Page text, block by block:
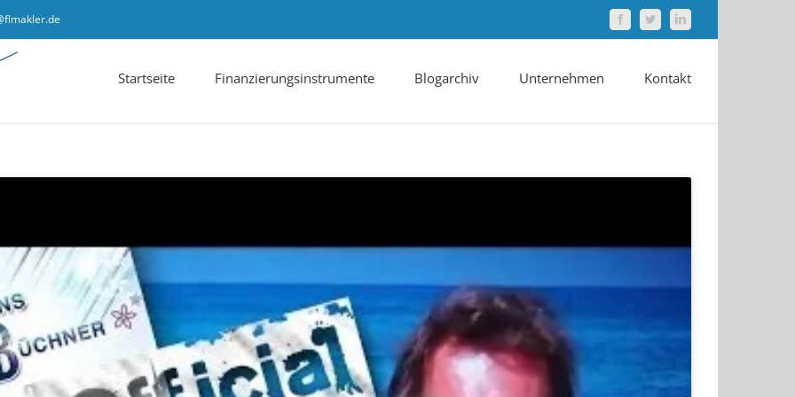
FacebookTwitterLinkedIn
Startseite Finanzierungsinstrumente Blogarchiv Unternehmen Kontakt